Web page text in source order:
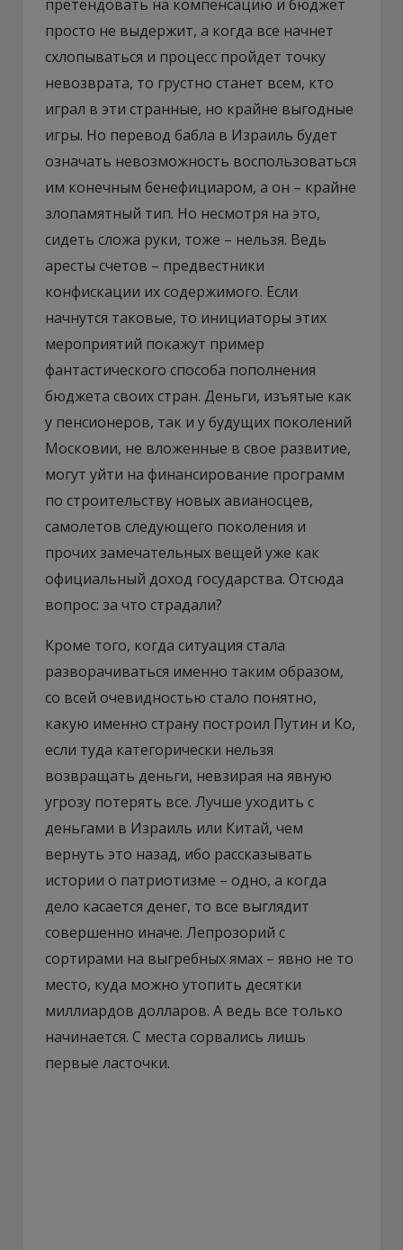
претендовать на компенсацию и бюджет
просто не выдержит, а когда все начнет
схлопываться и процесс пройдет точку
невозврата, то грустно станет всем, кто
играл в эти странные, но крайне выгодные
игры. Но перевод бабла в Израиль будет
означать невозможность воспользоваться
им конечным бенефициаром, а он – крайне
злопамятный тип. Но несмотря на это,
сидеть сложа руки, тоже – нельзя. Ведь
аресты счетов – предвестники
конфискации их содержимого. Если
начнутся таковые, то инициаторы этих
мероприятий покажут пример
фантастического способа пополнения
бюджета своих стран. Деньги, изъятые как
у пенсионеров, так и у будущих поколений
Московии, не вложенные в свое развитие,
могут уйти на финансирование программ
по строительству новых авианосцев,
самолетов следующего поколения и
прочих замечательных вещей уже как
официальный доход государства. Отсюда
вопрос: за что страдали?
Кроме того, когда ситуация стала
разворачиваться именно таким образом,
со всей очевидностью стало понятно,
какую именно страну построил Путин и Ко,
если туда категорически нельзя
возвращать деньги, невзирая на явную
угрозу потерять все. Лучше уходить с
деньгами в Израиль или Китай, чем
вернуть это назад, ибо рассказывать
истории о патриотизме – одно, а когда
дело касается денег, то все выглядит
совершенно иначе. Лепрозорий с
сортирами на выгребных ямах – явно не то
место, куда можно утопить десятки
миллиардов долларов. А ведь все только
начинается. С места сорвались лишь
первые ласточки.